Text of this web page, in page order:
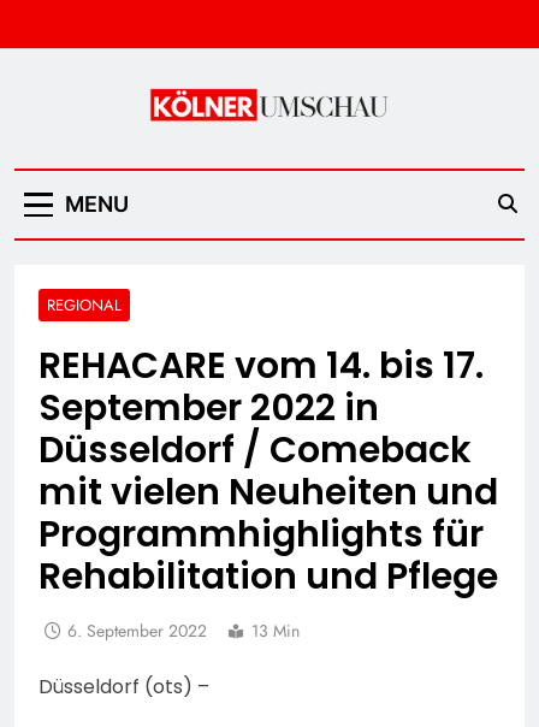
to
Kölner Umschau
MENU
REGIONAL
REHACARE vom 14. bis 17.
September 2022 in
Düsseldorf / Comeback
mit vielen Neuheiten und
Programmhighlights für
Rehabilitation und Pflege
6. September 2022 13 Min
Düsseldorf (ots) –